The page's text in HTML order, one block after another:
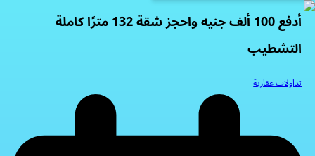
أدفع 100 ألف جنيه واحجز شقة 132 مترًا كاملة
التشطيب
تداولات عقارية